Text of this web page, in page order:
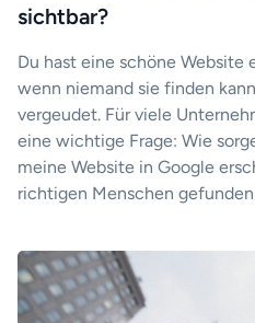
sichtbar?
Du hast eine schöne Website
wenn niemand sie finden
vergeudet. Für viele
eine wichtige Frage: Wie
meine Website in Google
richtigen Menschen